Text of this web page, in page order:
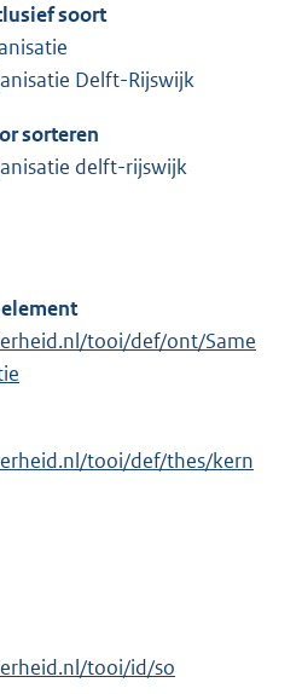
soort
Delft-Rijswijk
sorteren
delft-rijswijk
tooi/def/ont/Same
tooi/def/thes/kern
tooi/id/so